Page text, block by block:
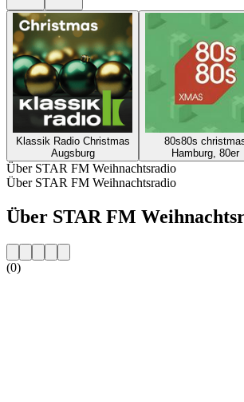
Klassik Radio Christmas
Augsburg
80s80s
Hamburg, 80er
Über STAR FM Weihnachtsradio
Über STAR FM Weihnachtsradio
Über STAR FM
(0)